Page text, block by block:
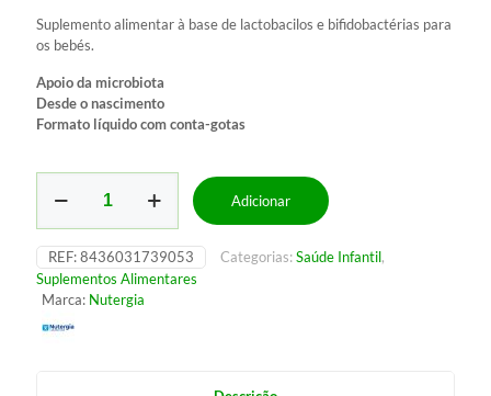
Suplemento alimentar à base de lactobacilos e bifidobactérias para
os bebés.
Apoio da microbiota
Desde o nascimento
Formato líquido com conta-gotas
Bebé
Adicionar
REF:8436031739053 Categorias:Saúde Infantil,
Suplementos Alimentares
Marca: Nutergia